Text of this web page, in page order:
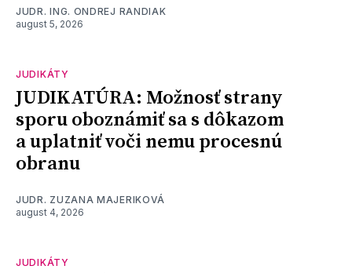
JUDR. ING. ONDREJ RANDIAK
august 5, 2026
JUDIKÁTY
JUDIKATÚRA: Možnosť strany
sporu oboznámiť sa s dôkazom
a uplatniť voči nemu procesnú
obranu
JUDR. ZUZANA MAJERIKOVÁ
august 4, 2026
JUDIKÁTY